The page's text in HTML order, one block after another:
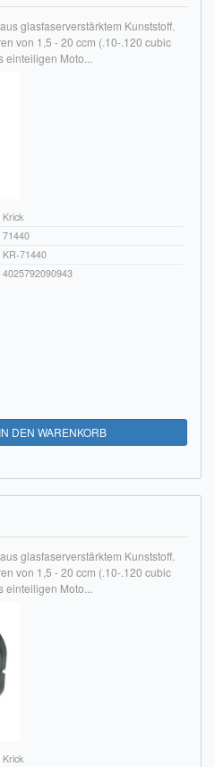
glasfaserverstärktem Kunststoff.
von 1,5 - 20 ccm (.10-.120 cubic
einteiligen Moto...
Krick
71440
KR-71440
4025792090943
IN DEN WARENKORB
glasfaserverstärktem Kunststoff.
von 1,5 - 20 ccm (.10-.120 cubic
einteiligen Moto...
Krick